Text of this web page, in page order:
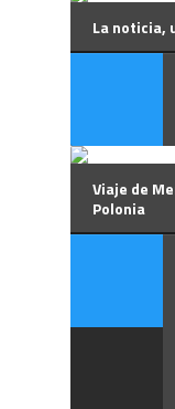
La noticia,
Viaje de
Polonia